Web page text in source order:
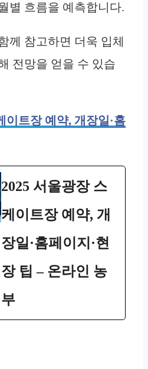
별 흐름을 예측합니다.
께 참고하면 더욱 입체
전망을 얻을 수 있습
이트장 예약, 개장일·홈
2025 서울광장 스
케이트장 예약, 개
장일·홈페이지·현
장 팁 – 온라인 농
부